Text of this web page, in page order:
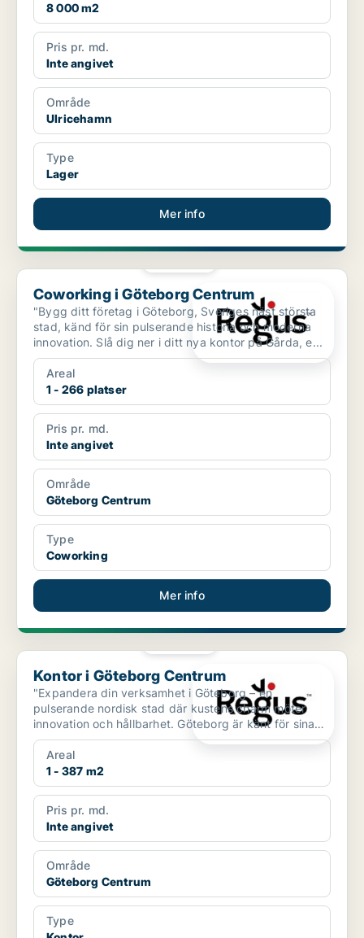
8 000 m2
Pris pr. md.
Inte angivet
Område
Ulricehamn
Type
Lager
Mer info
Coworking i Göteborg Centrum
Coworking i Göteborg Centrum
"Bygg ditt företag i Göteborg, Sveriges näst största
stad, känd för sin pulserande historia och moderna
innovation. Slå dig ner i ditt nya kontor på Gårda, e...
Areal
1 - 266 platser
Pris pr. md.
Inte angivet
Område
Göteborg Centrum
Type
Coworking
Mer info
Kontor i Göteborg Centrum
Kontor i Göteborg Centrum
"Expandera din verksamhet i Göteborg – en
pulserande nordisk stad där kustens charm möter
innovation och hållbarhet. Göteborg är känt för sina
historiska sta...
Areal
1 - 387 m2
Pris pr. md.
Inte angivet
Område
Göteborg Centrum
Type